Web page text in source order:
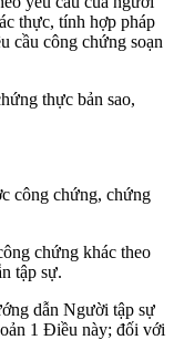
thực, tính hợp pháp
cầu công chứng soạn
thực bản sao,
công chứng, chứng
chứng khác theo
tập sự.
dẫn Người tập sự
1 Điều này; đối với